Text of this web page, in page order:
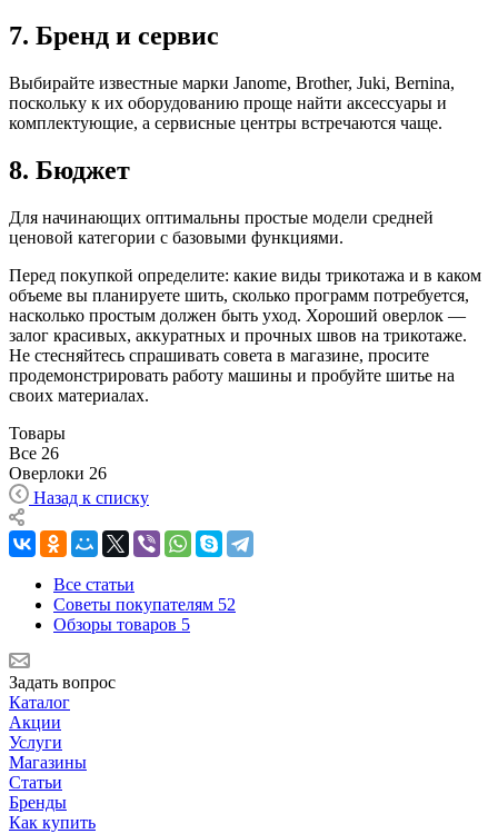
7. Бренд и сервис
Выбирайте известные марки Janome, Brother, Juki, Bernina,
поскольку к их оборудованию проще найти аксессуары и
комплектующие, а сервисные центры встречаются чаще.
8. Бюджет
Для начинающих оптимальны простые модели средней
ценовой категории с базовыми функциями.
Перед покупкой определите: какие виды трикотажа и в каком
объеме вы планируете шить, сколько программ потребуется,
насколько простым должен быть уход. Хороший оверлок —
залог красивых, аккуратных и прочных швов на трикотаже.
Не стесняйтесь спрашивать совета в магазине, просите
продемонстрировать работу машины и пробуйте шитье на
своих материалах.
Товары
Все 26
Оверлоки 26
Назад к списку
Все статьи
Советы покупателям 52
Обзоры товаров 5
Задать вопрос
Каталог
Акции
Услуги
Магазины
Статьи
Бренды
Как купить